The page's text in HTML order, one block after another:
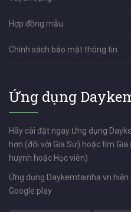
Hợp đồng mẫu
Chính sách bảo mật thông tin
Ứng dụng
Hãy cài đặt ngay Ứng dụng
hơn (đối với Gia Sư) hoặc tìm
huynh hoặc Học viên)
Ứng dụng Daykemtainha.vn
Google play